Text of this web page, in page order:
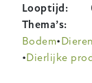
Looptijd
Thema’s
Bodem
Dierlijke